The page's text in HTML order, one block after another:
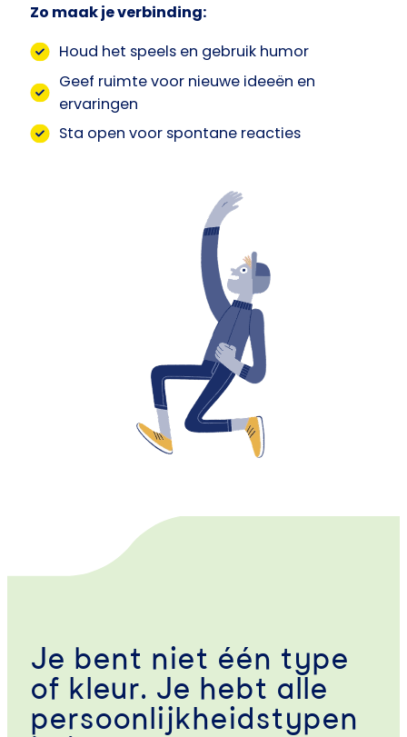
Zo maak je verbinding:
Houd het speels en gebruik humor
Geef ruimte voor nieuwe ideeën en
ervaringen
Sta open voor spontane reacties
Je bent niet één type
of kleur. Je hebt alle
persoonlijkheidstypen